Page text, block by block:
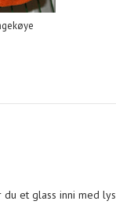
et glass inni med lys